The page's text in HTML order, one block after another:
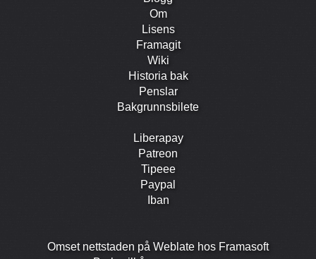
Om
Lisens
Framagit
Wiki
Historia bak
Penslar
Bakgrunns­bilete
Liberapay
Patreon
Tipeee
Paypal
Iban
Omset nettstaden på Weblate hos Framasoft